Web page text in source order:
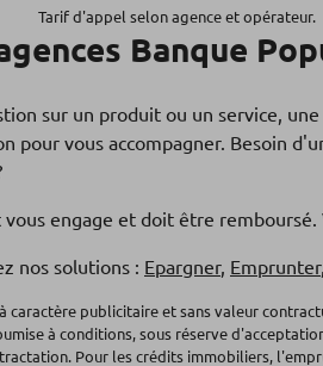
Agence NANTES JEAN
43, bd de la Liberté
44100 NANTES
Banque Populaire Grand
Tarif d'appel selon agence et opérateur.
Banque
sur un produit ou un service,
pour vous accompagner. Besoin
vous engage et doit être
nos solutions : Epargner, Emprunter,
caractère publicitaire et sans valeur
à conditions, sous réserve
Pour les crédits immobiliers,